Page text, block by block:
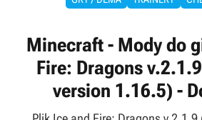
Minecraft - Mody do
Fire: Dragons
version 1.16.5) -